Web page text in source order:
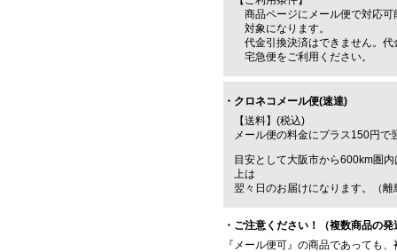
商品ページにメール便で対応可
対象になります。
代金引換決済はできません。代
宅急便をご利用ください。
・クロネコメール便(速達)
【送料】(税込)
メール便の料金にプラス150円で
目安として大阪市から600km圏
上は
翌々日のお届けになります。（
・ご注意ください！（複数商品の発
『メール便可』の商品であっても